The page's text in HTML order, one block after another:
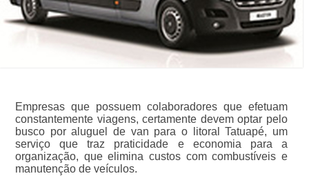
Empresas que possuem colaboradores que efetuam
constantemente viagens, certamente devem optar pelo
busco por aluguel de van para o litoral Tatuapé, um
serviço que traz praticidade e economia para a
organização, que elimina custos com combustíveis e
manutenção de veículos.